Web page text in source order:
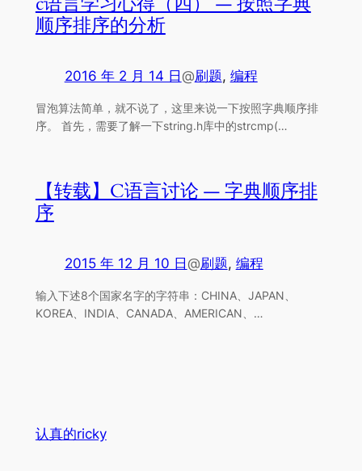
顺序排序的分析
2016 年 2 月 14 日 @刷题, 编程
冒泡算法简单，就不说了，这里来说一下按照字典顺序排
序。 首先，需要了解一下string.h库中的strcmp(…
【转载】C语言讨论 — 字典顺序排
序
2015 年 12 月 10 日 @刷题, 编程
输入下述8个国家名字的字符串：CHINA、JAPAN、
KOREA、INDIA、CANADA、AMERICAN、…
认真的ricky